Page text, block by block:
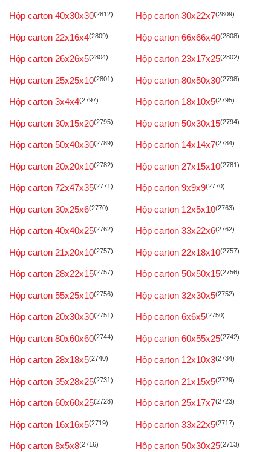
Hộp carton 40x30x30(2812) Hộp carton 30x22x7(2809)
Hộp carton 22x16x4(2809) Hộp carton 66x66x40(2808)
Hộp carton 26x26x5(2804) Hộp carton 23x17x25(2802)
Hộp carton 25x25x10(2801) Hộp carton 80x50x30(2798)
Hộp carton 3x4x4(2797) Hộp carton 18x10x5(2795)
Hộp carton 30x15x20(2795) Hộp carton 50x30x15(2794)
Hộp carton 50x40x30(2789) Hộp carton 14x14x7(2784)
Hộp carton 20x20x10(2782) Hộp carton 27x15x10(2781)
Hộp carton 72x47x35(2771) Hộp carton 9x9x9(2770)
Hộp carton 30x25x6(2770) Hộp carton 12x5x10(2763)
Hộp carton 40x40x25(2762) Hộp carton 33x22x6(2762)
Hộp carton 21x20x10(2757) Hộp carton 22x18x10(2757)
Hộp carton 28x22x15(2757) Hộp carton 50x50x15(2756)
Hộp carton 55x25x10(2756) Hộp carton 32x30x5(2752)
Hộp carton 20x30x30(2751) Hộp carton 6x6x5(2750)
Hộp carton 80x60x60(2744) Hộp carton 60x55x25(2742)
Hộp carton 28x18x5(2740) Hộp carton 12x10x3(2734)
Hộp carton 35x28x25(2731) Hộp carton 21x15x5(2729)
Hộp carton 60x60x25(2728) Hộp carton 25x17x7(2723)
Hộp carton 16x16x5(2719) Hộp carton 33x22x5(2717)
Hộp carton 8x5x8(2716) Hộp carton 50x30x25(2713)